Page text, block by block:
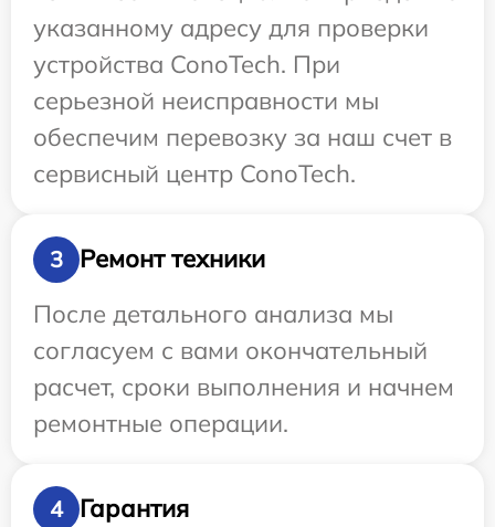
указанному адресу для проверки
устройства ConoTech. При
серьезной неисправности мы
обеспечим перевозку за наш счет в
сервисный центр ConoTech.
3
Ремонт техники
После детального анализа мы
согласуем с вами окончательный
расчет, сроки выполнения и начнем
ремонтные операции.
4
Гарантия